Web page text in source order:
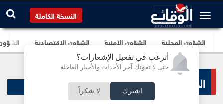
أترغب في تفعيل الإشعارات؟
حتى لا تفوتك آخر الأحداث والأخبار العاجلة
اشترك لا شكراً
النسخة الكاملة
الشؤون المحلية الشؤون الأمنية الشؤون الإقتصادية
الاخبار الفنية